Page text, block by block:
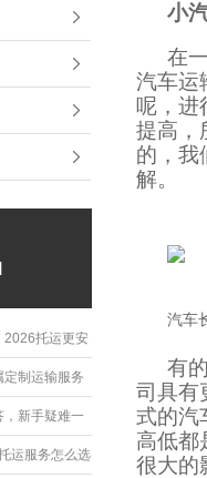
2026托运更安
制运输服务
，新手疑难一
运服务怎么选
小
在
汽车运
呢，进
提高，
的，我
解。
汽车
有
司具有
式的汽
高低都
很大的